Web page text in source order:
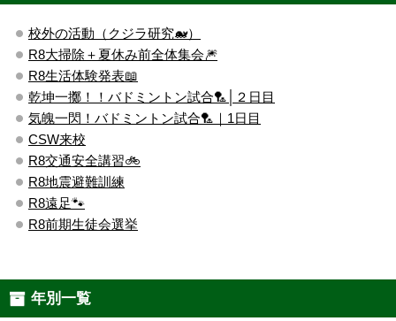
校外の活動（クジラ研究🐋）
R8大掃除＋夏休み前全体集会🎆
R8生活体験発表📖
乾坤一擲！！バドミントン試合🏸│２日目
気魄一閃！バドミントン試合🏸｜1日目
CSW来校
R8交通安全講習🚲
R8地震避難訓練
R8遠足🐾
R8前期生徒会選挙
年別一覧